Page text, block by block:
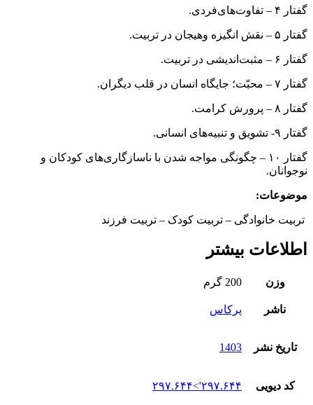
گفتار ۴ – تفاوت‌های‌فردی‌.
گفتار‌ ۵ – نقش انگیزه‌ وهیجان در تربیت‌.
گفتار‌ ۶ – مثبت‌اندیشی در تربیت.
گفتار‌ ۷ – محبّت؛ جایگاه انسان در قلب دیگران.
گفتار‌ ۸ – پرورش کرامت.
گفتار‌ ۹- تشویق و تنبیه‌های انسانی.
گفتار‌ ۱۰ – چگونگی مواجه شدن با ناسازگاری‌های کودکان و
نوجوانان.
موضوعات:
تربیت خانوادگی – تربیت کودک – تربیت فرزند
اطلاعات بیشتر
وزن 200 گرم
ناشر پرکاس
تاریخ نشر 1403
کد دیویی ۲۹۷.۶۴۴'>۲۹۷.۶۴۴